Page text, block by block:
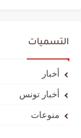
التسميات
أخبار
أخبار تونس
منوعات